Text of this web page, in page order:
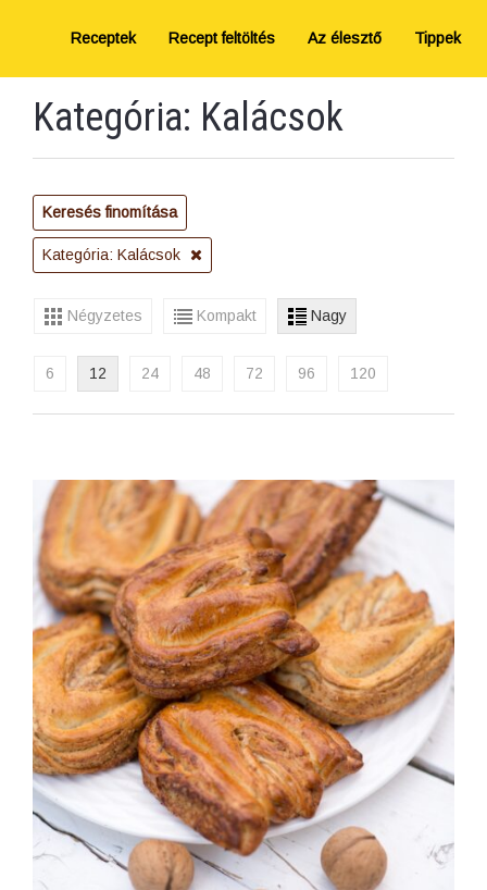
Receptek Recept feltöltés Az élesztő Tippek
Kategória: Kalácsok
Keresés finomítása
Kategória: Kalácsok
Négyzetes Kompakt Nagy
6 12 24 48 72 96 120